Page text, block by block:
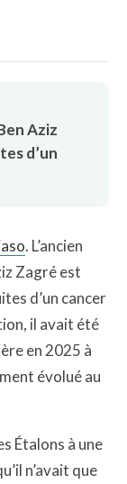
Aziz
d’un
. L’ancien
Zagré est
d’un cancer
il avait été
en 2025 à
évolué au
Étalons à une
n’avait que